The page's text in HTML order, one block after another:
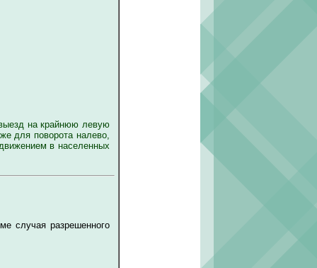
на крайнюю левую
для поворота налево,
в населенных
случая разрешенного